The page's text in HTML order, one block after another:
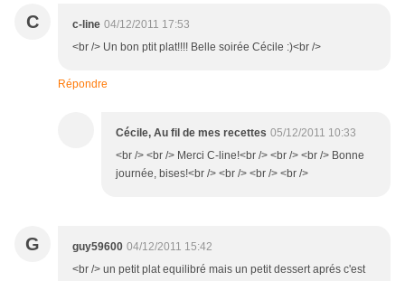
C c-line 04/12/2011 17:53
<br /> Un bon ptit plat!!!! Belle soirée Cécile :)<br />
Répondre
Cécile, Au fil de mes recettes 05/12/2011 10:33
<br /> <br /> Merci C-line!<br /> <br /> <br /> Bonne
journée, bises!<br /> <br /> <br /> <br />
G guy59600 04/12/2011 15:42
<br /> un petit plat equilibré mais un petit dessert aprés c'est